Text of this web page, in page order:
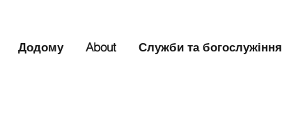
Додому About Служби та богослужіння